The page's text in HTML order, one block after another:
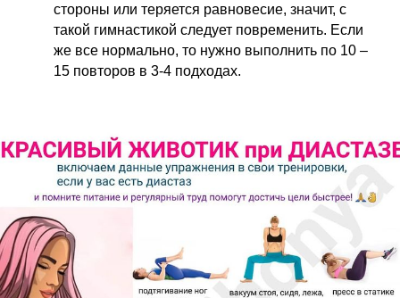
стороны или теряется равновесие, значит, с
такой гимнастикой следует повременить. Если
же все нормально, то нужно выполнить по 10 –
15 повторов в 3-4 подходах.